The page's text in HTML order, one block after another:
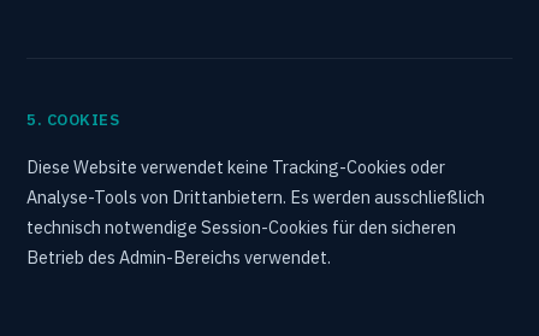
5. COOKIES
Diese Website verwendet keine Tracking-Cookies oder
Analyse-Tools von Drittanbietern. Es werden ausschließlich
technisch notwendige Session-Cookies für den sicheren
Betrieb des Admin-Bereichs verwendet.